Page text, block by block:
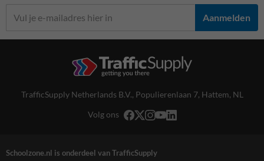
Aanmelden
TrafficSupply Netherlands B.V., Populierenlaan 7, Hattem, NL
Volg ons
Schoolzone.nl is onderdeel van TrafficSupply